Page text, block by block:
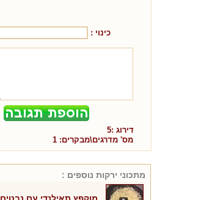
כינוי :
דירוג :5
מס' מדרגים\מבקרים: 1
מתכוני ירקות נוספים :